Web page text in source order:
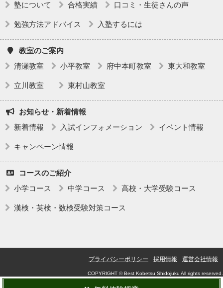
塾について
合格実績 口コミ・生徒さんの声
勉強方法アドバイス 入塾するには
教室のご案内
清瀬教室
小平教室 府中本町教室 東大和教室
立川教室 東村山教室
お知らせ・新着情報
新着情報
入試インフォメーション イベント情報
キャンペーン情報
コースのご紹介
小学コース
中学コース 高校・大学受験コース
漢検・英検・数検受験対策コース
運営会社情報
採用情報
プライバシーポリシー
COPYRIGHT © Best Kobetsu Shidojuku All rights reserved.